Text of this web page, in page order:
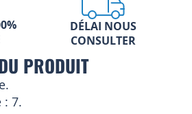
DÉLAI NOUS
CONSULTER
PRODUIT
: 7.